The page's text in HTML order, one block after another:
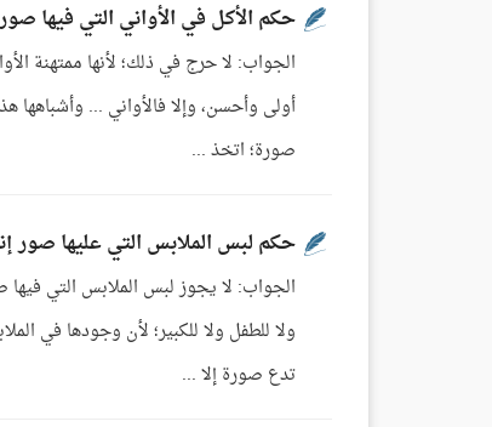
حكم الأكل في الأواني التي فيها صور
الجواب: لا حرج في ذلك؛ لأنها ممتهنة
أولى وأحسن، وإلا فالأواني ... وأشباهها
صورة؛ اتخذ ...
حكم لبس الملابس التي عليها صور
الجواب: لا يجوز لبس الملابس التي فيها
ولا للطفل ولا للكبير؛ لأن وجودها في
تدع صورة إلا ...